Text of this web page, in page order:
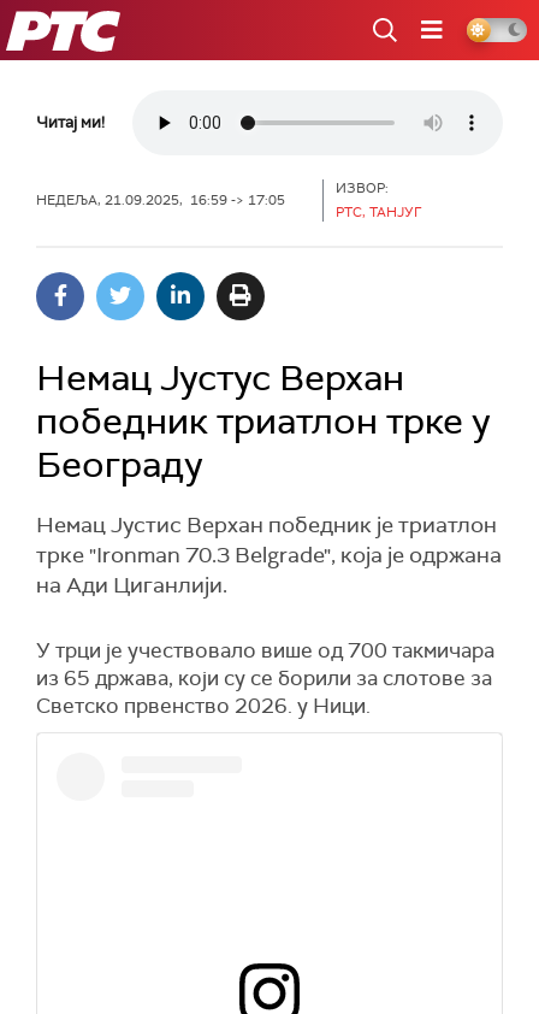
РТС
Читај ми!
НЕДЕЉА, 21.09.2025, 16:59 -> 17:05
ИЗВОР:
РТС, ТАНЈУГ
Немац Јустус Верхан
победник триатлон трке у
Београду
Немац Јустис Верхан победник је триатлон
трке "Ironman 70.3 Belgrade", која је одржана
на Ади Циганлији.
У трци је учествовало више од 700 такмичара
из 65 држава, који су се борили за слотове за
Светско првенство 2026. у Ници.